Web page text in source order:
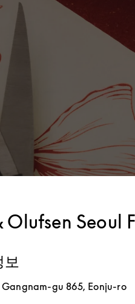
Olufsen Seoul
Gangnam-gu 865, Eonju-ro